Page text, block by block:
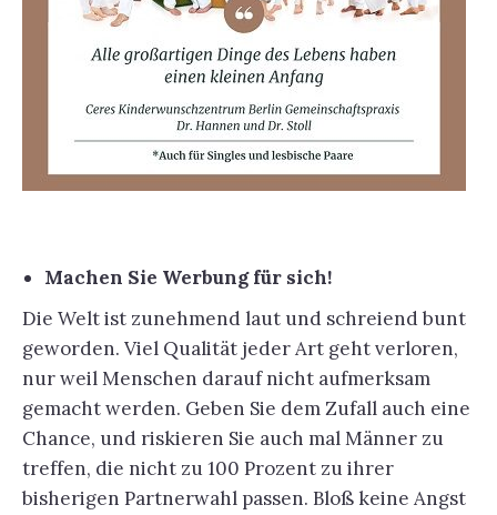
Machen Sie Werbung für sich!
Die Welt ist zunehmend laut und schreiend bunt
geworden. Viel Qualität jeder Art geht verloren,
nur weil Menschen darauf nicht aufmerksam
gemacht werden. Geben Sie dem Zufall auch eine
Chance, und riskieren Sie auch mal Männer zu
treffen, die nicht zu 100 Prozent zu ihrer
bisherigen Partnerwahl passen. Bloß keine Angst